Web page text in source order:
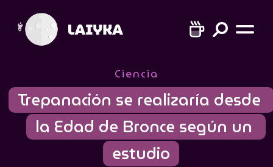
Ciencia
Trepanación se realizaría desde
la Edad de Bronce según un
estudio